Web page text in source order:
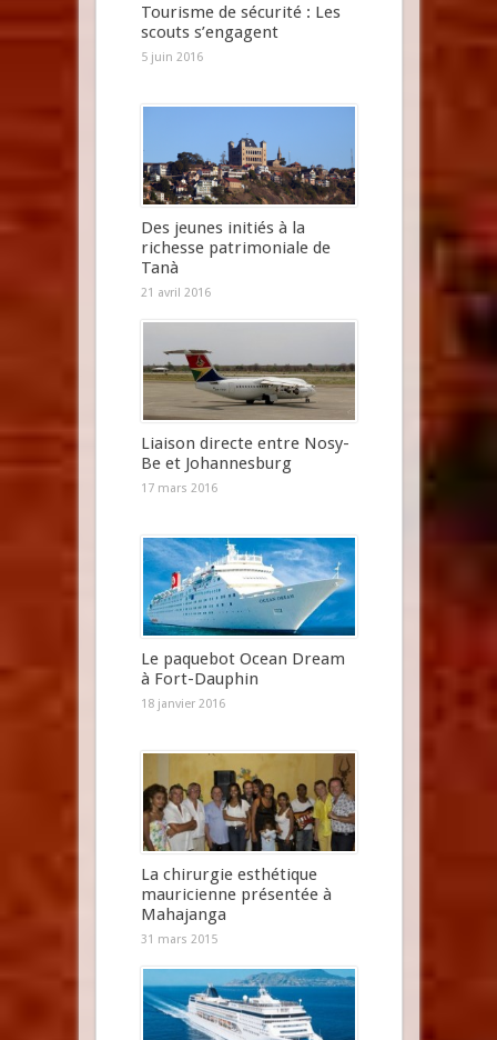
Tourisme de sécurité : Les
scouts s’engagent
5 juin 2016
Des jeunes initiés à la
richesse patrimoniale de
Tanà
21 avril 2016
Liaison directe entre Nosy-
Be et Johannesburg
17 mars 2016
Le paquebot Ocean Dream
à Fort-Dauphin
18 janvier 2016
La chirurgie esthétique
mauricienne présentée à
Mahajanga
31 mars 2015